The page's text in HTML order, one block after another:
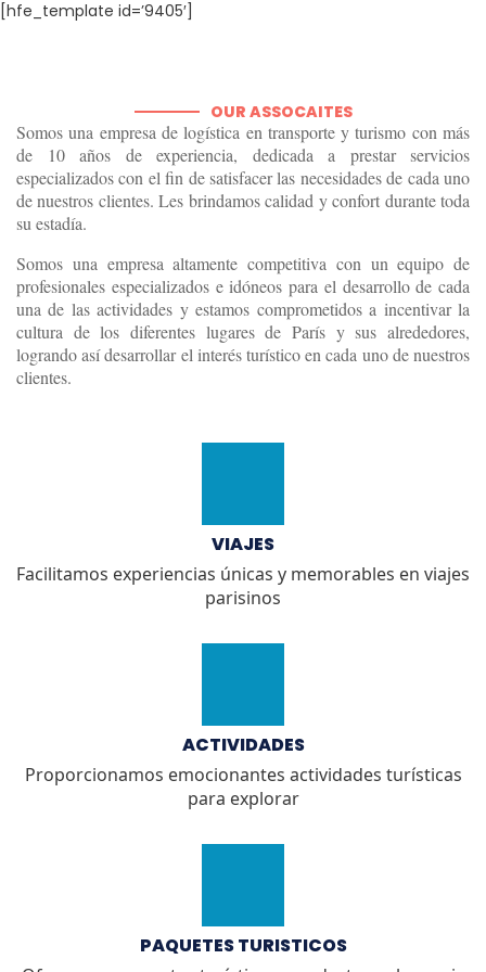
[hfe_template id=’9405′]
OUR ASSOCAITES
Somos una empresa de logística en transporte y turismo con más
de 10 años de experiencia, dedicada a prestar servicios
especializados con el fin de satisfacer las necesidades de cada uno
de nuestros clientes. Les brindamos calidad y confort durante toda
su estadía.
Somos una empresa altamente competitiva con un equipo de
profesionales especializados e idóneos para el desarrollo de cada
una de las actividades y estamos comprometidos a incentivar la
cultura de los diferentes lugares de París y sus alrededores,
logrando así desarrollar el interés turístico en cada uno de nuestros
clientes.
VIAJES
Facilitamos experiencias únicas y memorables en viajes
parisinos
ACTIVIDADES
Proporcionamos emocionantes actividades turísticas
para explorar
PAQUETES TURISTICOS